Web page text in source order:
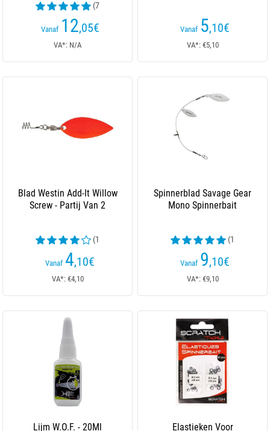
(7
beoordelingen)
Vanaf 12,05€
VA*: N/A
Vanaf 5,10€
VA*: €5,10
Blad Westin Add-It Willow
Screw - Partij Van 2
(1
beoordelingen)
Vanaf 4,10€
VA*: €4,10
Spinnerblad Savage Gear
Mono Spinnerbait
(1
beoordelingen)
Vanaf 9,10€
VA*: €9,10
Lijm W.O.F. - 20Ml
Elastieken Voor